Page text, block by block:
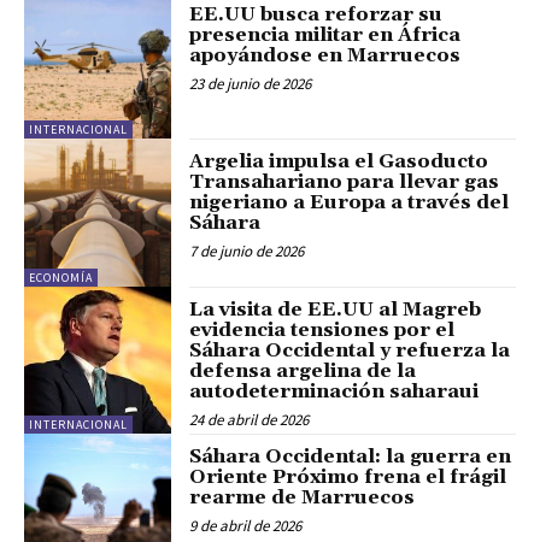
INTERNACIONAL
EE.UU busca reforzar su
presencia militar en África
apoyándose en Marruecos
23 de junio de 2026
ECONOMÍA
Argelia impulsa el Gasoducto
Transahariano para llevar gas
nigeriano a Europa a través del
Sáhara
7 de junio de 2026
INTERNACIONAL
La visita de EE.UU al Magreb
evidencia tensiones por el
Sáhara Occidental y refuerza la
defensa argelina de la
autodeterminación saharaui
24 de abril de 2026
Sáhara Occidental: la guerra en
Oriente Próximo frena el frágil
rearme de Marruecos
9 de abril de 2026